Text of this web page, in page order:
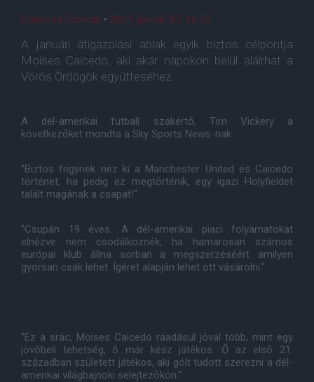
Csáscsu Dominik • 2021. január. 07. 16:30
A januári átigazolási ablak egyik biztos célpontja
Moises Caicedo, aki akár napokon belül aláírhat a
Vörös Ördögök együtteséhez.
A dél-amerikai futball szakértő, Tim Vickery a
következőket mondta a Sky Sports News-nak:
"Biztos frigynek néz ki a Manchester United és Caicedo
történet, ha pedig ez megtörténik, egy igazi Holyfieldet
talált magának a csapat!"
"Csupán 19 éves. A dél-amerikai piaci folyamatokat
elnézve nem csodálkoznék, ha hamarosan számos
európai klub állna sorban a megszerzéséért amilyen
gyorsan csak lehet. Ígéret alapján lehet ott vásárolni."
"Ez a srác, Moises Caicedo ráadásul jóval több, mint egy
jövőbeli tehetség, ő már kész játékos. Ő az első 21.
században született játékos, aki gólt tudott szerezni a dél-
amerikai világbajnoki selejtezőkön."